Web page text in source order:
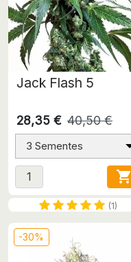
Jack Flash 5
28,35 € 40,50 €
3 Sementes

(1)
-30%